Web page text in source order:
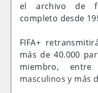
el archivo de
completo desde
FIFA+
más de 40.000
miembro,
masculinos y más